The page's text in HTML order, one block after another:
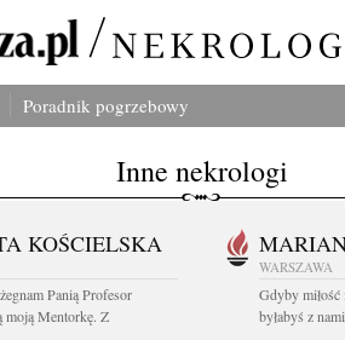
Poradnik pogrzebowy
Inne nekrologi
KOŚCIELSKA
Panią Profesor
moją Mentorkę. Z
WARSZAWA
Gdyby miłość
byłabyś z